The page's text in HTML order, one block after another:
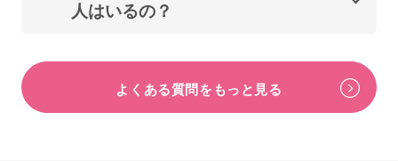
人はいるの？
よくある質問をもっと見る